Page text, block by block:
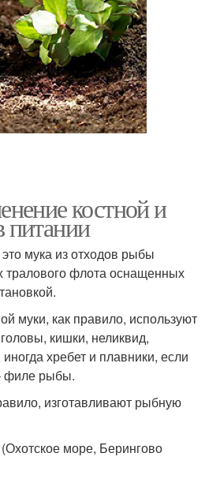
костной и
мука из отходов рыбы
тралового флота оснащенных
муки, как правило, используют
кишки, неликвид,
хребет и плавники, если
филе рыбы.
изготавливают рыбную
море, Берингово